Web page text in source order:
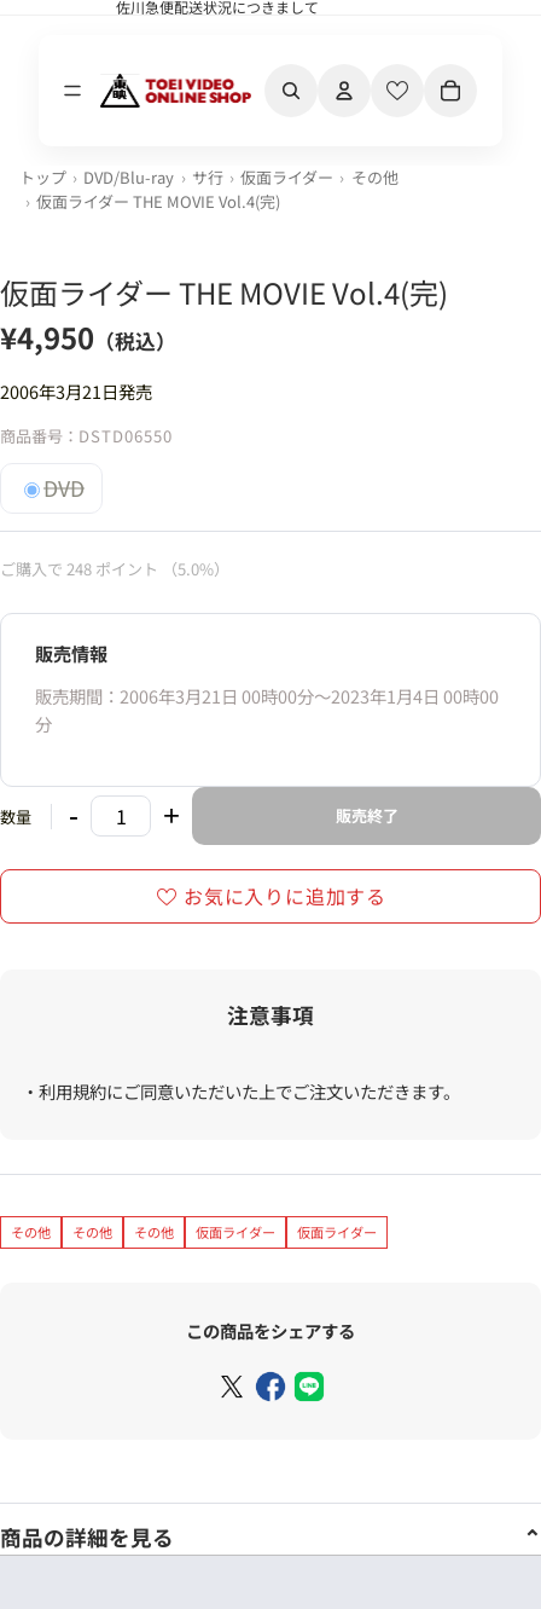
佐川急便配送状況につきまして
佐川急便配送状況につきまして
トップ DVD/Blu-ray サ行 仮面ライダー
その他
仮面ライダー THE MOVIE Vol.4(完)
仮面ライダー THE MOVIE Vol.4(完)
¥4,950 （税込）
2006年3月21日発売
商品番号： DSTD06550
DVD
ご購入で 248 ポイント （5.0%）
販売情報
販売期間：2006年3月21日 00時00分〜2023年1月4日 00時00
分
数量 - + 販売終了
お気に入りに追加する
注意事項
・利用規約にご同意いただいた上でご注文いただきます。
その他 その他 その他 仮面ライダー 仮面ライダー
この商品をシェアする
商品の詳細を見る